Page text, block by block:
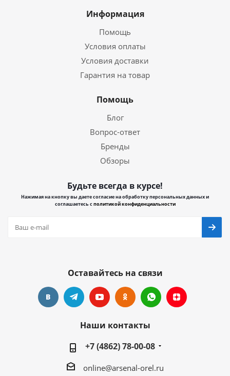
Информация
Помощь
Условия оплаты
Условия доставки
Гарантия на товар
Помощь
Блог
Вопрос-ответ
Бренды
Обзоры
Будьте всегда в курсе!
Нажимая на кнопку вы даете согласие на обработку персональных данных и
соглашаетесь сполитикой конфиденциальности
Оставайтесь на связи
Наши контакты
+7 (4862) 78-00-08
online@arsenal-orel.ru